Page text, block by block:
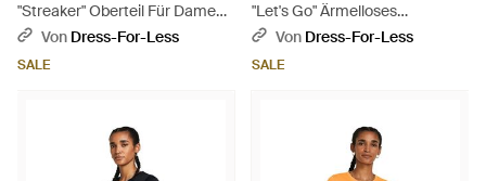
"Streaker" Oberteil Für Damen,
Laufen (Nimbus Blau) - Weiß
Von Dress-For-Less
SALE
"Let's Go" Ärmelloses
Oberteil Für Damen - Grau
Von Dress-For-Less
SALE